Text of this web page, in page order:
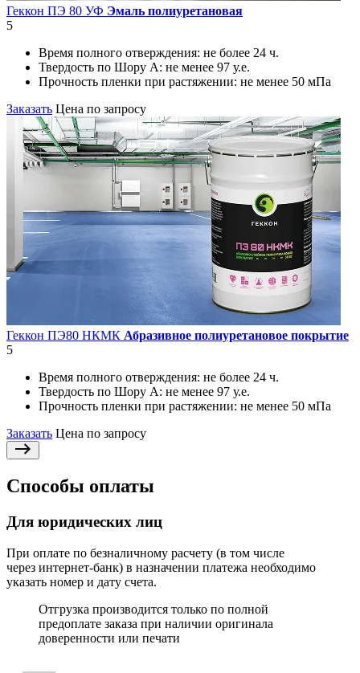
Геккон ПЭ 80 УФ Эмаль полиуретановая
5
Время полного отверждения: не более 24 ч.
Твердость по Шору А: не менее 97 у.е.
Прочность пленки при растяжении: не менее 50 мПа
Заказать Цена по запросу
Геккон ПЭ80 НКМК Абразивное полиуретановое покрытие
5
Время полного отверждения: не более 24 ч.
Твердость по Шору А: не менее 97 у.е.
Прочность пленки при растяжении: не менее 50 мПа
Заказать Цена по запросу
Способы оплаты
Для юридических лиц
При оплате по безналичному расчету (в том числе
через интернет-банк) в назначении платежа необходимо
указать номер и дату счета.
Отгрузка производится только по полной
предоплате заказа при наличии оригинала
доверенности или печати